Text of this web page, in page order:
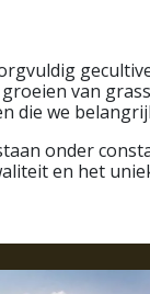
van
die we
onder
en het